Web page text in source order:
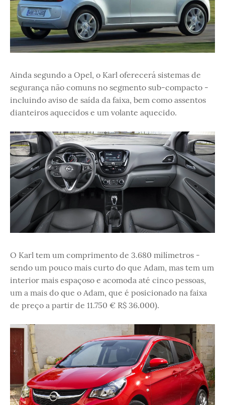
Ainda segundo a Opel, o Karl oferecerá sistemas de
segurança não comuns no segmento sub-compacto -
incluindo aviso de saída da faixa, bem como assentos
dianteiros aquecidos e um volante aquecido.
O Karl tem um comprimento de 3.680 milímetros -
sendo um pouco mais curto do que Adam, mas tem um
interior mais espaçoso e acomoda até cinco pessoas,
um a mais do que o Adam, que é posicionado na faixa
de preço a partir de 11.750 € R$ 36.000).